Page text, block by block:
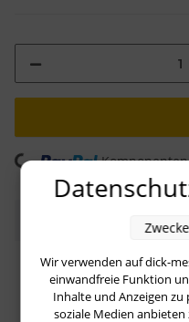
Loading...
Die RS 75vonDickist
Volt, als auch mit
erhältlich.
Wir verwenden auf dick-
einwandfreie Funktion
Inhalte und Anzeigen
soziale Medien
Zwecke